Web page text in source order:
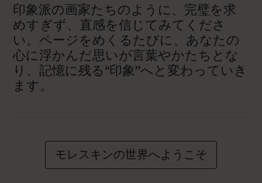
印象派の画家たちのように、完璧を求
めすぎず、直感を信じてみてくださ
い。ページをめくるたびに、あなたの
心に浮かんだ思いが言葉やかたちとな
り、記憶に残る“印象”へと変わっていき
ます。
モレスキンの世界へようこそ